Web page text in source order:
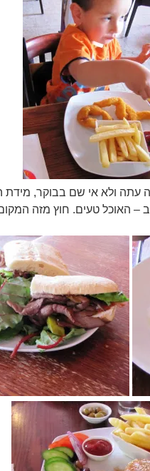
עתה ולא אי שם בבוקר, מידת
– האוכל טעים. חוץ מזה